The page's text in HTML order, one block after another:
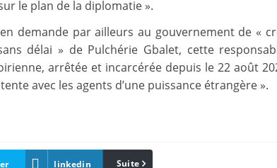
le plan de la diplomatie ».
demande par ailleurs au gouvernement de «
délai » de Pulchérie Gbalet, cette
arrêtée et incarcérée depuis le 22 août
avec les agents d’une puissance étrangère ».
linkedin Pinterest
Suite